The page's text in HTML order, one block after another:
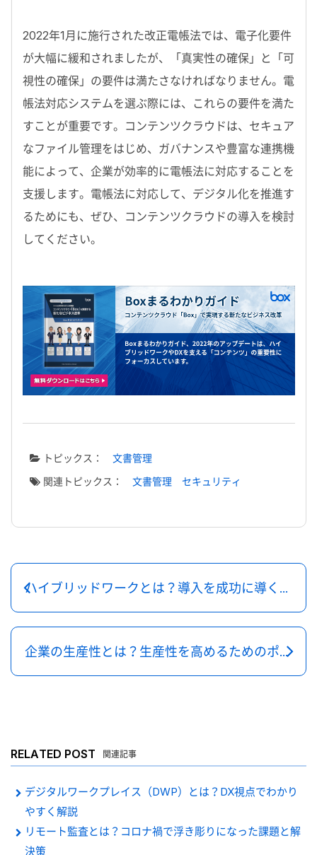
2022年1月に施行された改正電帳法では、電子化要件
が大幅に緩和されましたが、「真実性の確保」と「可
視性の確保」の要件は満たさなければなりません。電
帳法対応システムを選ぶ際には、これらの要件を満た
すことが重要です。コンテンツクラウドは、セキュア
なファイル管理をはじめ、ガバナンスや豊富な連携機
能によって、企業が効率的に電帳法に対応することを
支援します。電帳法に対応して、デジタル化を推進す
るためにも、ぜひ、コンテンツクラウドの導入を検討
してください。
トピックス：
文書管理
関連トピックス：
文書管理 セキュリティ
ハイブリッドワークとは？導入を成功に導くポイントや、実践のための参考事例を解説！
企業の生産性とは？生産性を高めるためのポイントを解説
RELATED POST 関連記事
デジタルワークプレイス（DWP）とは？DX視点でわかり
やすく解説
リモート監査とは？コロナ禍で浮き彫りになった課題と解
決策